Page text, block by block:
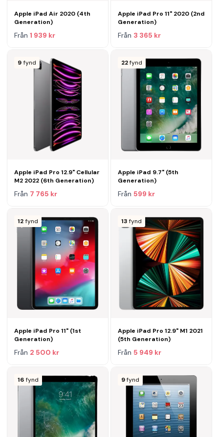
Apple iPad Air 2020 (4th
Generation)
Från 1 939 kr
Apple iPad Pro 11" 2020 (2nd
Generation)
Från 3 365 kr
9 fynd
Apple iPad Pro 12.9" Cellular
M2 2022 (6th Generation)
Från 7 765 kr
22 fynd
Apple iPad 9.7" (5th
Generation)
Från 599 kr
12 fynd
Apple iPad Pro 11" (1st
Generation)
Från 2 500 kr
13 fynd
Apple iPad Pro 12.9" M1 2021
(5th Generation)
Från 5 949 kr
16 fynd 9 fynd